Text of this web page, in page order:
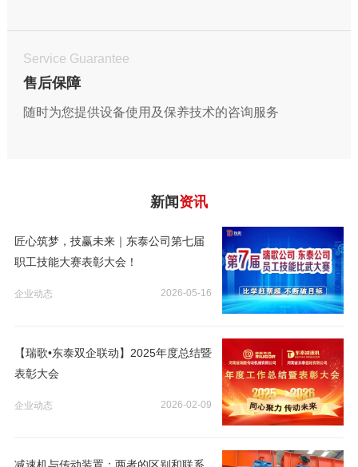
Service Guarantee
售后保障
随时为您提供设备使用及保养技术的咨询服务
新闻 资讯
匠心筑梦，技赢未来｜东泰公司第七届
职工技能大赛表彰大会！
2026-05-16
企业动态
【瑞歌•东泰双企联动】2025年度总结暨
表彰大会
2026-02-09
企业动态